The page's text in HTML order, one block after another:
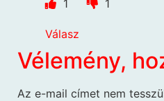
1 1
Válasz
Vélemény,
Az e-mail címet nem